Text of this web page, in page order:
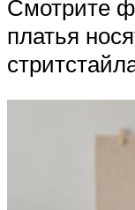
Смотрите
платья